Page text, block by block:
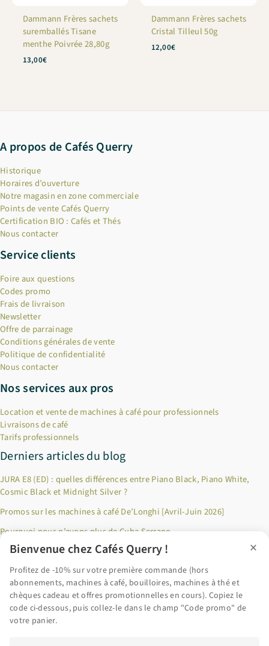
Dammann Frères sachets
suremballés Tisane
menthe Poivrée 28,80g
13,00€
Dammann Frères sachets
Cristal Tilleul 50g
12,00€
A propos de Cafés Querry
Historique
Horaires d’ouverture
Notre magasin en zone commerciale
Points de vente Cafés Querry
Certification BIO : Cafés et Thés
Nous contacter
Service clients
Foire aux questions
Codes promo
Frais de livraison
Newsletter
Offre de parrainage
Conditions générales de vente
Politique de confidentialité
Nous contacter
Nos services aux pros
Location et vente de machines à café pour professionnels
Livraisons de café
Tarifs professionnels
Derniers articles du blog
JURA E8 (ED) : quelles différences entre Piano Black, Piano White,
Cosmic Black et Midnight Silver ?
Promos sur les machines à café De’Longhi [Avril-Juin 2026]
Pourquoi nous n’avons plus de Cuba Serrano
Jusqu’à 100€ remboursés sur les produits Riviera & Bar ! [Décembre
2024]
Pourquoi privilégier le café en grains fraîchement torréfié ?
Accéder au blog
×
Bienvenue chez Cafés Querry !
Profitez de -10% sur votre première commande (hors
abonnements, machines à café, bouilloires, machines à thé et
chèques cadeau et offres promotionnelles en cours). Copiez le
code ci-dessous, puis collez-le dans le champ "Code promo" de
votre panier.